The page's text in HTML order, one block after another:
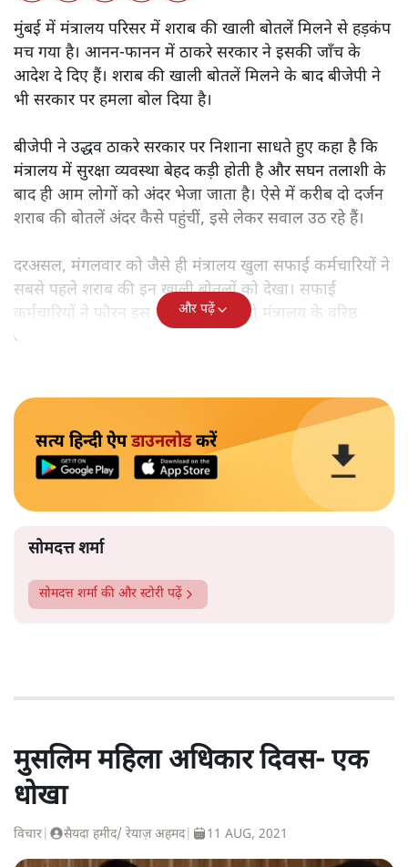
मुंबई में मंत्रालय परिसर में शराब की खाली बोतलें मिलने से हड़कंप
मच गया है। आनन-फानन में ठाकरे सरकार ने इसकी जाँच के
आदेश दे दिए हैं। शराब की खाली बोतलें मिलने के बाद बीजेपी ने
भी सरकार पर हमला बोल दिया है।
बीजेपी ने उद्धव ठाकरे सरकार पर निशाना साधते हुए कहा है कि
मंत्रालय में सुरक्षा व्यवस्था बेहद कड़ी होती है और सघन तलाशी के
बाद ही आम लोगों को अंदर भेजा जाता है। ऐसे में करीब दो दर्जन
शराब की बोतलें अंदर कैसे पहुंचीं, इसे लेकर सवाल उठ रहे हैं।
दरअसल, मंगलवार को जैसे ही मंत्रालय खुला सफाई कर्मचारियों ने
सबसे पहले शराब की इन खाली बोतलों को देखा। सफाई
कर्मचारियों ने फौरन इस बात की जानकारी मंत्रालय के वरिष्ठ
अधिकारियों को दी।
और पढ़ें
सत्य हिन्दी ऐपडाउनलोडकरें
सोमदत्त शर्मा
सोमदत्त शर्मा की और स्टोरी पढ़ें
मुसलिम महिला अधिकार दिवस- एक
धोखा
विचार सैयदा हमीद/ रेयाज़ अहमद| 11 AUG, 2021